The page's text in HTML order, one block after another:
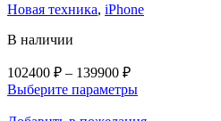
выбрать
Новая техника, iPhone
В наличии
102400 ₽ – 139900 ₽Диапазон
цен:
Выберите параметрыЭтот